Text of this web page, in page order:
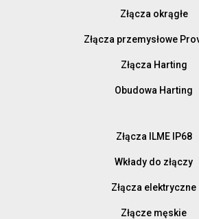
Złącza okrągłe
Złącza przemysłowe
Złącza Harting
Obudowa Harting
Złącza ILME IP68
Wkłady do złączy
Złącza elektryczne
Złącze męskie